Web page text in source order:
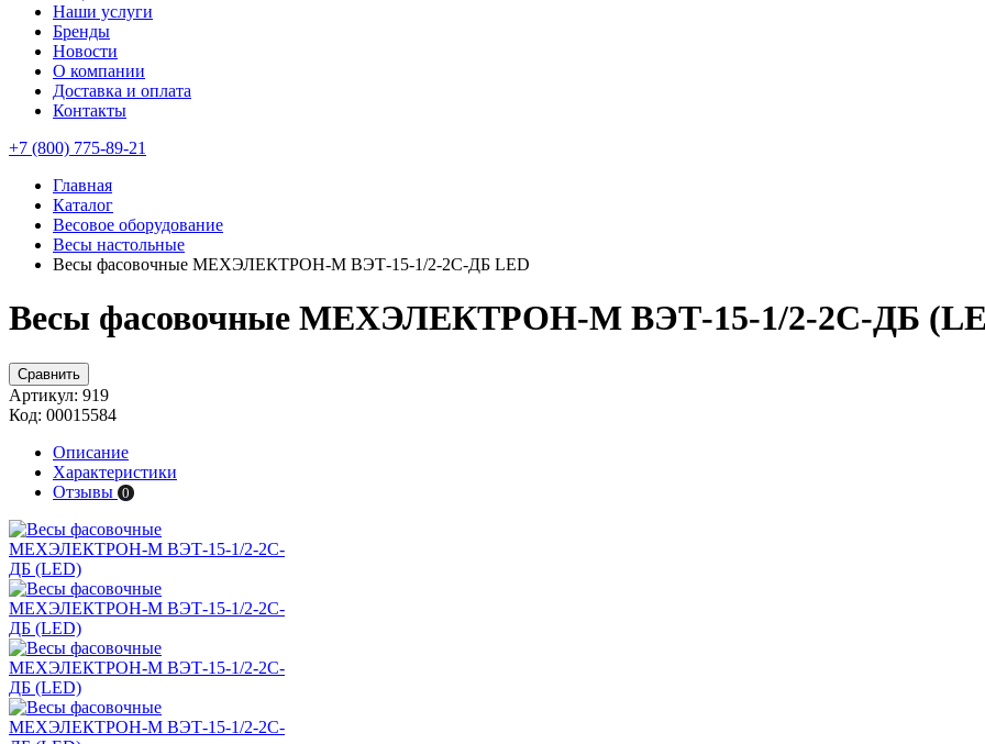
Наши услуги
Бренды
Новости
О компании
Доставка и оплата
Контакты
+7 (800) 775-89-21
Главная
Каталог
Весовое оборудование
Весы настольные
Весы фасовочные МЕХЭЛЕКТРОН-М ВЭТ-15-1/2-2С-ДБ LED
Весы фасовочные МЕХЭЛЕКТРОН-М ВЭТ-15-1/2-2С-ДБ
Сравнить
Артикул: 919
Код: 00015584
Описание
Характеристики
Отзывы 0